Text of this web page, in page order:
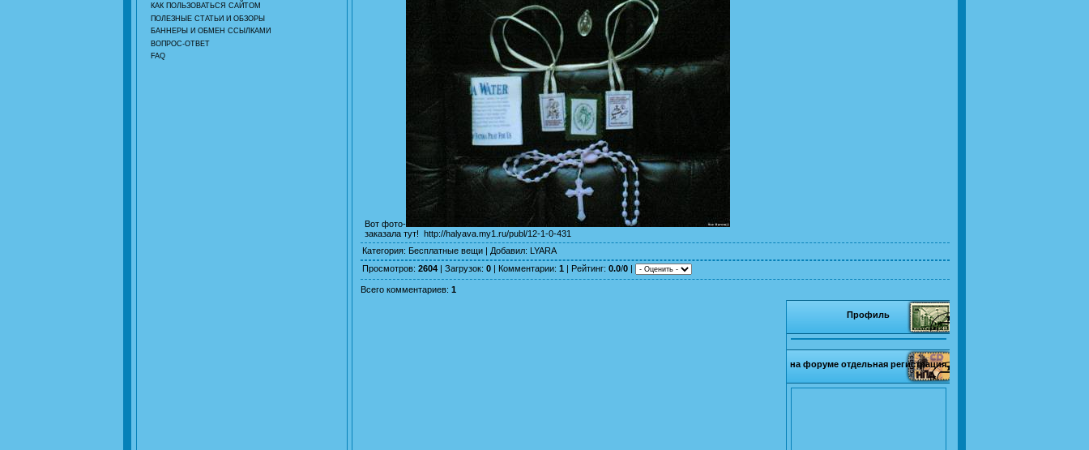
КАК ПОЛЬЗОВАТЬСЯ САЙТОМ
ПОЛЕЗНЫЕ СТАТЬИ И ОБЗОРЫ
БАННЕРЫ И ОБМЕН ССЫЛКАМИ
ВОПРОС-ОТВЕТ
FAQ
Вот фото-
заказала тут! http://halyava.my1.ru/publ/12-1-0-431
Категория: Бесплатные вещи | Добавил: LYARA
Просмотров: 2604 | Загрузок: 0 | Комментарии: 1 | Рейтинг: 0.0/0 |
Всего комментариев: 1
Профиль
на форуме отдельная регистрация